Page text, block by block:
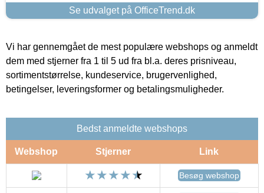
Se udvalget på OfficeTrend.dk
Vi har gennemgået de mest populære webshops og anmeldt
dem med stjerner fra 1 til 5 ud fra bl.a. deres prisniveau,
sortimentstørrelse, kundeservice, brugervenlighed,
betingelser, leveringsformer og betalingsmuligheder.
Bedst anmeldte webshops
Webshop Stjerner Link
Besøg webshop